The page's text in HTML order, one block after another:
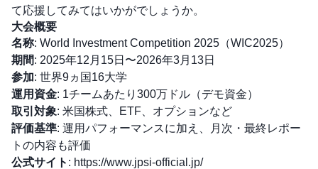
て応援してみてはいかがでしょうか。
大会概要
名称: World Investment Competition 2025（WIC2025）
期間: 2025年12月15日〜2026年3月13日
参加: 世界9ヵ国16大学
運用資金: 1チームあたり300万ドル（デモ資金）
取引対象: 米国株式、ETF、オプションなど
評価基準: 運用パフォーマンスに加え、月次・最終レポー
トの内容も評価
公式サイト : https://www.jpsi-official.jp/